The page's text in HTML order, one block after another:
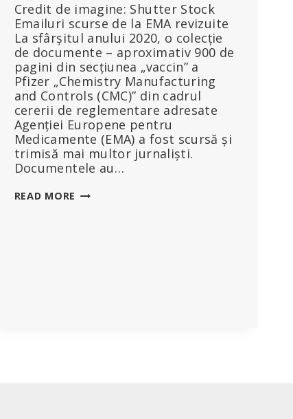
Credit de imagine: Shutter Stock
Emailuri scurse de la EMA revizuite
La sfârșitul anului 2020, o colecție
de documente – aproximativ 900 de
pagini din secțiunea „vaccin” a
Pfizer „Chemistry Manufacturing
and Controls (CMC)” din cadrul
cererii de reglementare adresate
Agenției Europene pentru
Medicamente (EMA) a fost scursă și
trimisă mai multor jurnaliști.
Documentele au…
READ MORE SCRISORI